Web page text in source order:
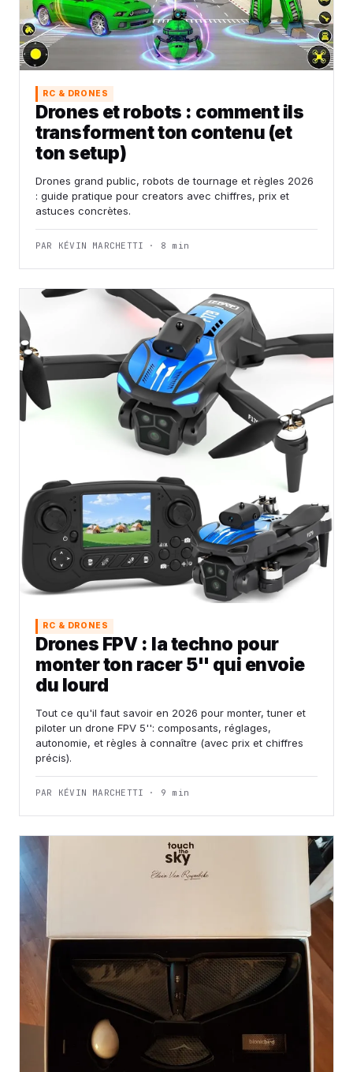
RC & DRONES
Drones et robots : comment ils
transforment ton contenu (et
ton setup)
Drones grand public, robots de tournage et règles 2026
: guide pratique pour creators avec chiffres, prix et
astuces concrètes.
PAR KÉVIN MARCHETTI · 8 min
RC & DRONES
Drones FPV : la techno pour
monter ton racer 5'' qui envoie
du lourd
Tout ce qu'il faut savoir en 2026 pour monter, tuner et
piloter un drone FPV 5'': composants, réglages,
autonomie, et règles à connaître (avec prix et chiffres
précis).
PAR KÉVIN MARCHETTI · 9 min